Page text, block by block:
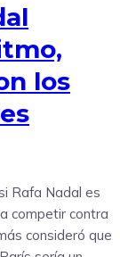
los
Rafa Nadal es
competir contra
consideró que